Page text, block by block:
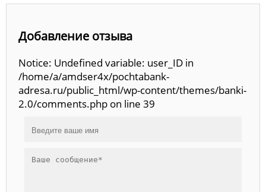
Добавление отзыва
Notice: Undefined variable: user_ID in
/home/a/amdser4x/pochtabank-
adresa.ru/public_html/wp-content/themes/banki-
2.0/comments.php on line 39